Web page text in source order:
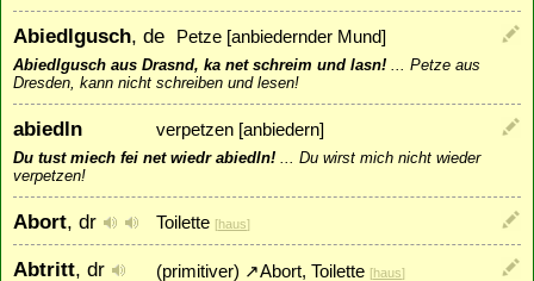
Abiedlgusch, de Petze [anbiedernder Mund]
Abiedlgusch aus Drasnd, ka net schreim und lasn!
Petze aus
Dresden, kann nicht schreiben und lesen!
abiedln verpetzen [anbiedern]
Du tust miech fei net wiedr abiedln!
Du wirst mich nicht wieder
verpetzen!
Abort, dr Toilette [haus]
Abtritt, dr (primitiver) ↗Abort, Toilette [haus]